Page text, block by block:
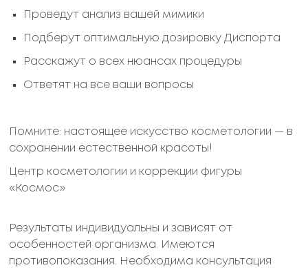
Проведут анализ вашей мимики
Подберут оптимальную дозировку Диспорта
Расскажут о всех нюансах процедуры
Ответят на все ваши вопросы
Помните: настоящее искусство косметологии — в
сохранении естественной красоты!
Центр косметологии и коррекции фигуры
«Космос»
Результаты индивидуальны и зависят от
особенностей организма. Имеются
противопоказания. Необходима консультация